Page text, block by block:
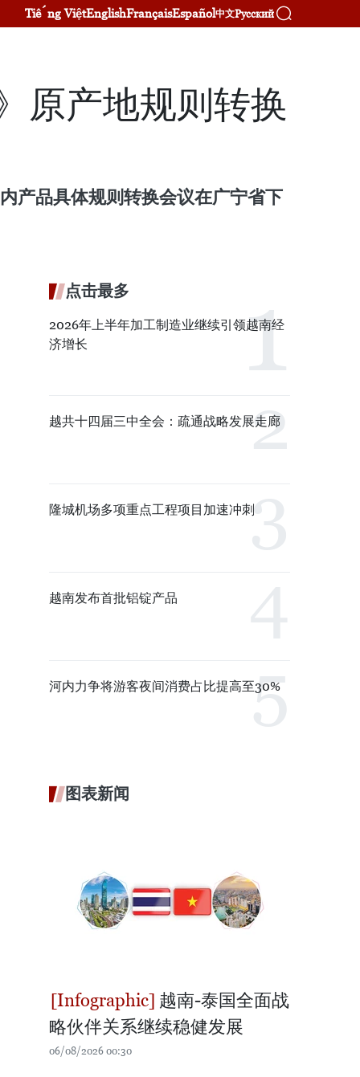
Tiếng ViệtEnglishFrançaisEspañol中文Русский
原产地规则转换
产品具体规则转换会议在广宁省下
点击最多
2026年上半年加工制造业继续引领越南经
济增长
越共十四届三中全会：疏通战略发展走廊
隆城机场多项重点工程项目加速冲刺
越南发布首批铝锭产品
河内力争将游客夜间消费占比提高至30%
图表新闻
越南-泰国全面战
略伙伴关系继续稳健发展
06/08/2026 00:30